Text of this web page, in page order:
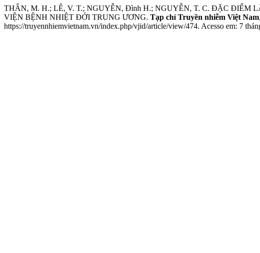
THÂN, M. H.; LÊ, V. T.; NGUYỄN, Đình H.; NGUYỄN, T. C. ĐẶC
VIỆN BỆNH NHIỆT ĐỚI TRUNG ƯƠNG. Tạp chí Truyền nhiễm Việt Nam,
https://truyennhiemvietnam.vn/index.php/vjid/article/view/474. Acesso em: 7